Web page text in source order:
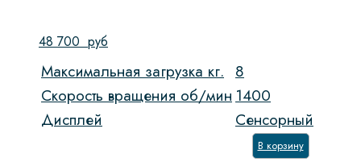
48 700 руб
Максимальная загрузка кг. 8
Скорость вращения об/мин1400
Дисплей
Сенсорный
В корзину